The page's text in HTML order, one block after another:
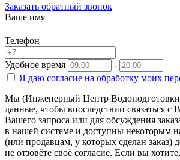
Заказать обратный звонок
Ваше имя
Телефон
Удобное время
-
Я даю согласие на обработку моих
Мы (Инженерный Центр
данные, чтобы впоследствии связаться с
Вашего запроса или для обсуждения
в нашей системе и доступны некоторым
(или продавцам, у которых сделан заказ)
не отзовёте своё согласие. Если вы